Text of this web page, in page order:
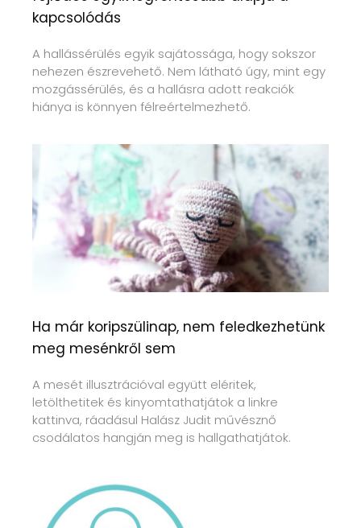
kapcsolódás
A hallássérülés egyik sajátossága, hogy sokszor
nehezen észrevehető. Nem látható úgy, mint egy
mozgássérülés, és a hallásra adott reakciók
hiánya is könnyen félreértelmezhető.
Ha már koripszülinap, nem feledkezhetünk
meg mesénkről sem
A mesét illusztrációval együtt eléritek,
letölthetitek és kinyomtathatjátok a linkre
kattinva, ráadásul Halász Judit művésznő
csodálatos hangján meg is hallgathatjátok.